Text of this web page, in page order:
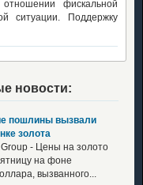
фискальной
ситуации. Поддержку
новости:
пошлины вызвали
золота
- Цены на золото
на фоне
вызванного...